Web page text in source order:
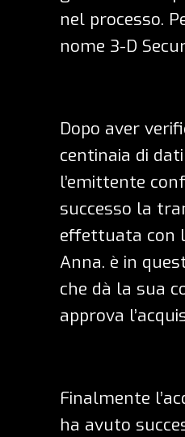
nel processo.
nome 3-D
Dopo aver
centinaia di
l’emittente
successo la
effettuata con
Anna. è in
che dà la sua
approva
Finalmente
ha avuto